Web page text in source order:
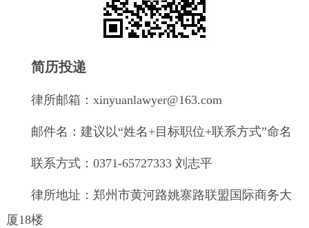
简历投递
律所邮箱：xinyuanlawyer@163.com
邮件名：建议以“姓名+目标职位+联系方式”命名
联系方式：0371-65727333 刘志平
律所地址：郑州市黄河路姚寨路联盟国际商务大
厦18楼